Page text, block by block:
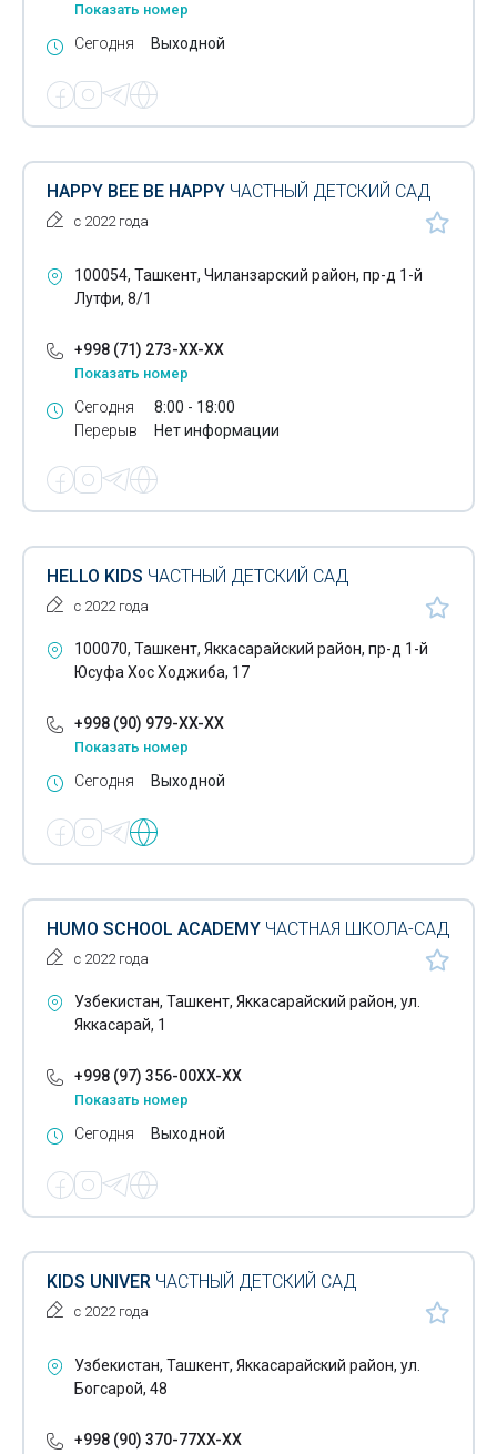
Показать номер
Сегодня Выходной
HAPPY BEE BE HAPPY ЧАСТНЫЙ ДЕТСКИЙ САД
с 2022 года
100054, Ташкент, Чиланзарский район, пр-д 1-й
Лутфи, 8/1
+998 (71) 273-XX-XX
Показать номер
Сегодня
Перерыв
8:00 - 18:00
Нет информации
HELLO KIDS ЧАСТНЫЙ ДЕТСКИЙ САД
с 2022 года
100070, Ташкент, Яккасарайский район, пр-д 1-й
Юсуфа Хос Ходжиба, 17
+998 (90) 979-XX-XX
Показать номер
Сегодня Выходной
HUMO SCHOOL ACADEMY ЧАСТНАЯ ШКОЛА-САД
с 2022 года
Узбекистан, Ташкент, Яккасарайский район, ул.
Яккасарай, 1
+998 (97) 356-00XX-XX
Показать номер
Сегодня Выходной
KIDS UNIVER ЧАСТНЫЙ ДЕТСКИЙ САД
с 2022 года
Узбекистан, Ташкент, Яккасарайский район, ул.
Богсарой, 48
+998 (90) 370-77XX-XX